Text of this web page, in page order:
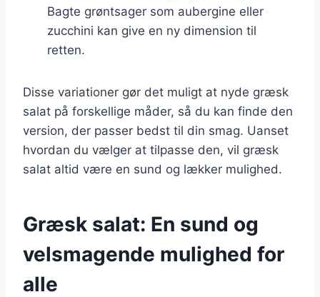
Bagte grøntsager som aubergine eller
zucchini kan give en ny dimension til
retten.
Disse variationer gør det muligt at nyde græsk
salat på forskellige måder, så du kan finde den
version, der passer bedst til din smag. Uanset
hvordan du vælger at tilpasse den, vil græsk
salat altid være en sund og lækker mulighed.
Græsk salat: En sund og
velsmagende mulighed for
alle